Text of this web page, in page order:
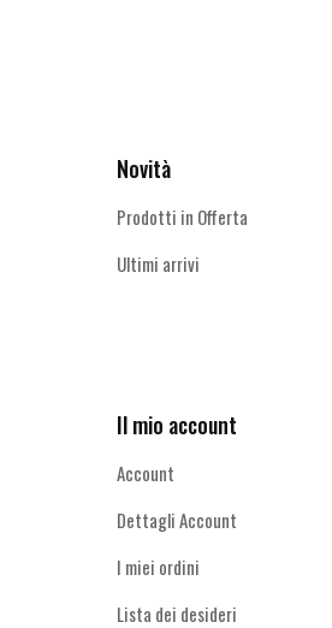
Novità
Prodotti in Offerta
Ultimi arrivi
Il mio account
Account
Dettagli Account
I miei ordini
Lista dei desideri